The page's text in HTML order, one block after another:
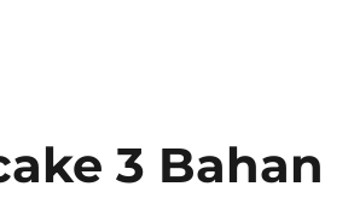
3 Bahan